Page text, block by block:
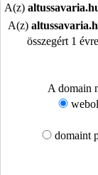
A(z)
A(z)
összegért 1
A domain
domaint